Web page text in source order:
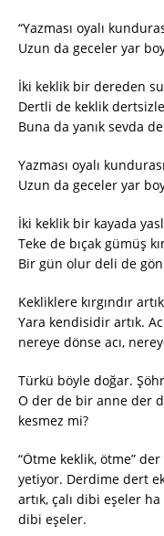
“Yazması oyalı
Uzun da geceler yar
İki keklik bir dereden
Dertli de keklik
Buna da yanık sevda
Yazması oyalı
Uzun da geceler yar
İki keklik bir kayada
Teke de bıçak gümüş
Bir gün olur deli de
Kekliklere kırgındır
Yara kendisidir artık.
nereye dönse acı,
Türkü böyle doğar.
O der de bir anne der
kesmez mi?
“Ötme keklik, ötme”
yetiyor. Derdime dert
artık, çalı dibi eşeler
dibi eşeler.